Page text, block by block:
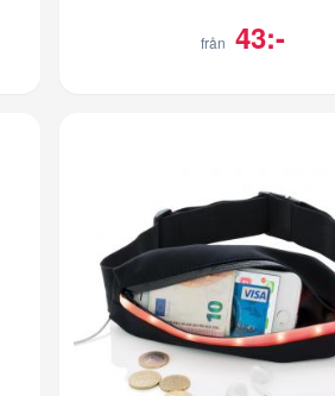
från 43:-